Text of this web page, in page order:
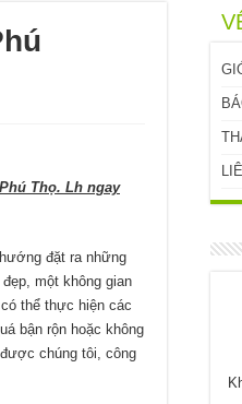
Thọ. Lh ngay
đặt ra những
một không gian
thể thực hiện các
bận rộn hoặc không
chúng tôi, công